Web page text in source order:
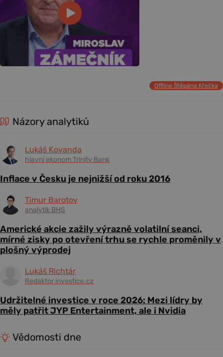
Offline Štěpána Křečka
Názory analytiků
Lukáš Kovanda
hlavní ekonom Trinity Bank
Inflace v Česku je nejnižší od roku 2016
Timur Barotov
analytik BHS
Americké akcie zažily výrazně volatilní seanci,
mírné zisky po otevření trhu se rychle proměnily v
plošný výprodej
Lukáš Richtár
Redaktor investice.cz
Udržitelné investice v roce 2026: Mezi lídry by
měly patřit JYP Entertainment, ale i Nvidia
Vědomosti dne